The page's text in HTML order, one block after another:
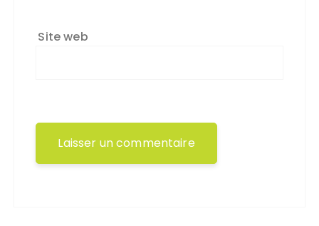
Site web